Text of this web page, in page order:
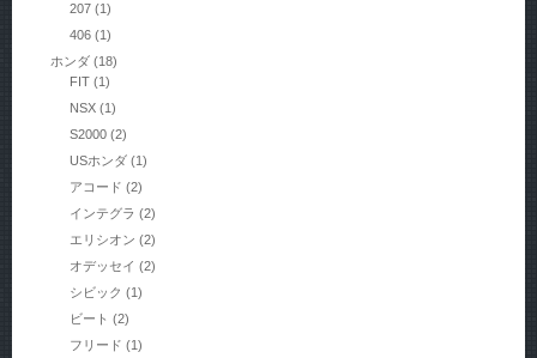
207 (1)
406 (1)
ホンダ(18)
FIT (1)
NSX (1)
S2000 (2)
USホンダ (1)
アコード (2)
インテグラ (2)
エリシオン (2)
オデッセイ (2)
シビック (1)
ビート (2)
フリード (1)